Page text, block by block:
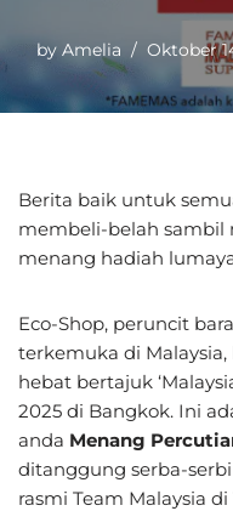
by Amelia Oktober
Berita baik untuk
membeli-belah
menang hadiah
Eco-Shop, peruncit
terkemuka di
hebat bertajuk
2025 di Bangkok. Ini
anda Menang
ditanggung serba-
rasmi Team Malaysia